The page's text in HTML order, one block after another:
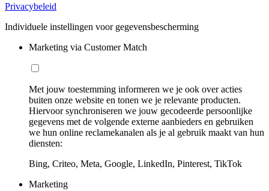
Privacybeleid
Individuele instellingen voor gegevensbescherming
Marketing via Customer Match
Met jouw toestemming informeren we je ook over acties
buiten onze website en tonen we je relevante producten.
Hiervoor synchroniseren we jouw gecodeerde persoonlijke
gegevens met de volgende externe aanbieders en gebruiken
we hun online reclamekanalen als je al gebruik maakt van hun
diensten:
Bing, Criteo, Meta, Google, LinkedIn, Pinterest, TikTok
Marketing